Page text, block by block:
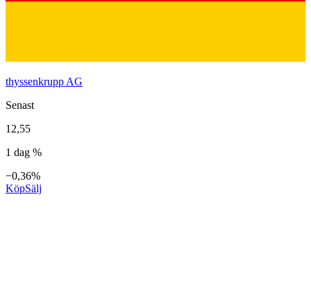
thyssenkrupp AG
Senast
12,55
1 dag %
−0,36%
KöpSälj